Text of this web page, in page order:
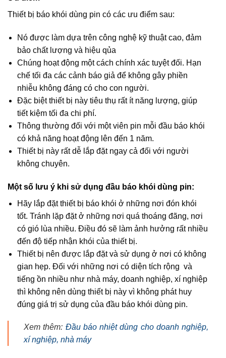
Thiết bị báo khói dùng pin có các ưu điểm sau:
Nó được làm dựa trên công nghệ kỹ thuật cao, đảm
bảo chất lượng và hiệu qủa
Chúng hoạt động một cách chính xác tuyệt đối. Hạn
chế tối đa các cảnh báo giả để không gây phiền
nhiễu không đáng có cho con người.
Đặc biệt thiết bị này tiêu thụ rất ít năng lượng, giúp
tiết kiệm tối đa chi phí.
Thông thường đối với một viên pin mỗi đầu báo khói
có khả năng hoạt động lên đến 1 năm.
Thiết bị này rất dễ lắp đặt ngay cả đối với người
không chuyên.
Một số lưu ý khi sử dụng đầu báo khói dùng pin:
Hãy lắp đặt thiết bị báo khói ở những nơi đón khói
tốt. Tránh lặp đặt ở những nơi quá thoáng đãng, nơi
có gió lùa nhiều. Điều đó sẽ làm ảnh hưởng rất nhiều
đến độ tiếp nhận khói của thiết bị.
Thiết bị nên được lắp đặt và sử dụng ở nơi có không
gian hẹp. Đối với những nơi có diện tích rộng và
tiếng ồn nhiều như nhà máy, doanh nghiệp, xí nghiệp
thì không nên dùng thiết bị này vì không phát huy
đúng giá trị sử dụng của đầu báo khói dùng pin.
Xem thêm: Đầu báo nhiệt dùng cho doanh nghiệp,
xí nghiệp, nhà máy